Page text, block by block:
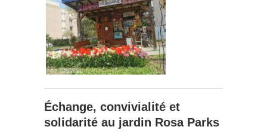
Échange, convivialité et
solidarité au jardin Rosa Parks